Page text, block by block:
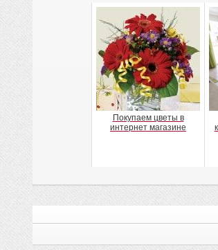
Покупаем цветы в
интернет магазине